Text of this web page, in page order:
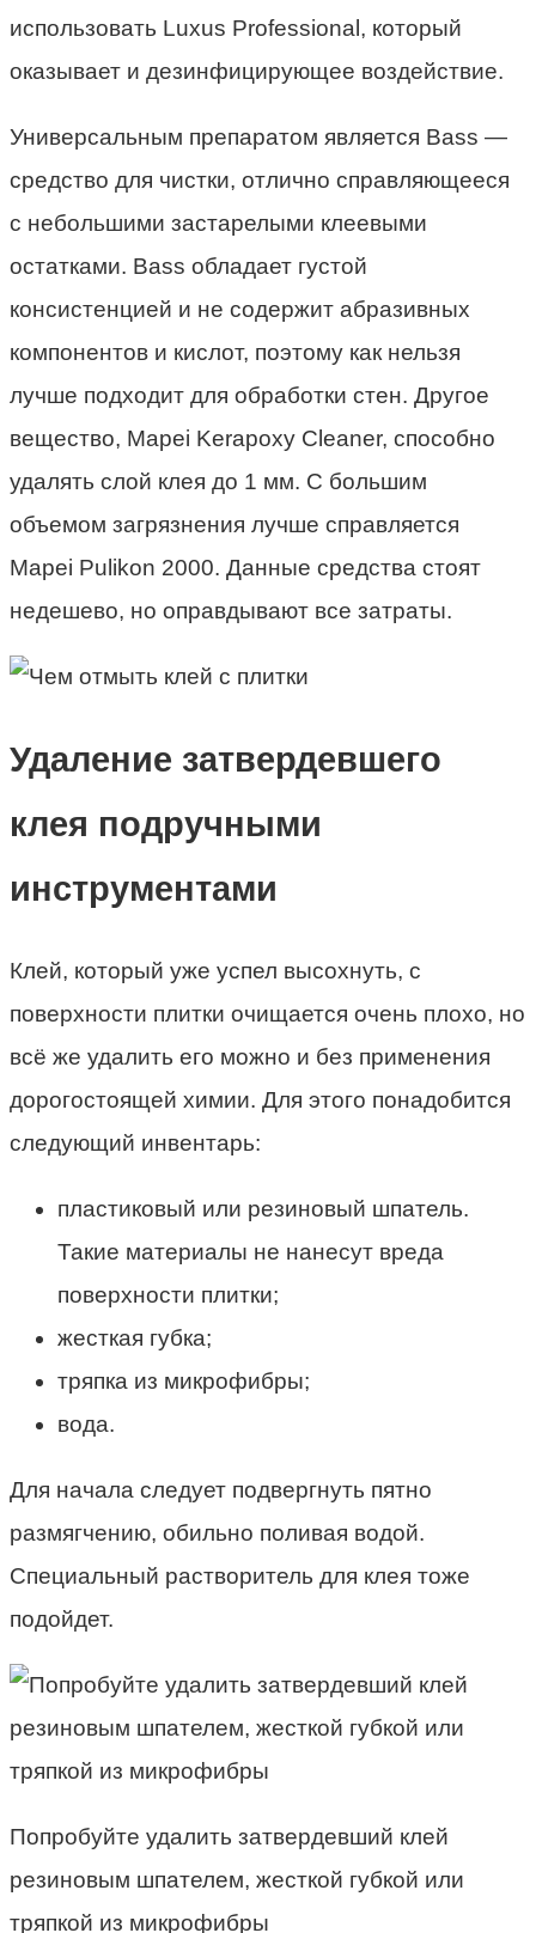
использовать Luxus Professional, который
оказывает и дезинфицирующее воздействие.
Универсальным препаратом является Bass —
средство для чистки, отлично справляющееся
с небольшими застарелыми клеевыми
остатками. Bass обладает густой
консистенцией и не содержит абразивных
компонентов и кислот, поэтому как нельзя
лучше подходит для обработки стен. Другое
вещество, Mapei Kerapoxy Cleaner, способно
удалять слой клея до 1 мм. С большим
объемом загрязнения лучше справляется
Mapei Pulikon 2000. Данные средства стоят
недешево, но оправдывают все затраты.
Удаление затвердевшего
клея подручными
инструментами
Клей, который уже успел высохнуть, с
поверхности плитки очищается очень плохо, но
всё же удалить его можно и без применения
дорогостоящей химии. Для этого понадобится
следующий инвентарь:
пластиковый или резиновый шпатель.
Такие материалы не нанесут вреда
поверхности плитки;
жесткая губка;
тряпка из микрофибры;
вода.
Для начала следует подвергнуть пятно
размягчению, обильно поливая водой.
Специальный растворитель для клея тоже
подойдет.
Попробуйте удалить затвердевший клей
резиновым шпателем, жесткой губкой или
тряпкой из микрофибры